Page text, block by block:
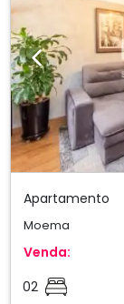
Previous
Apartamento
Moema
Venda:
02